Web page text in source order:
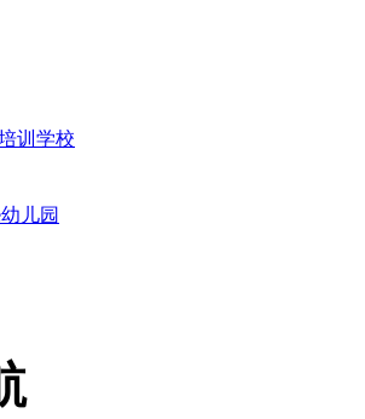
训学校
儿园